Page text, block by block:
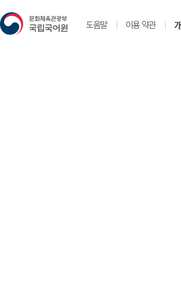
도움말 이용 약관